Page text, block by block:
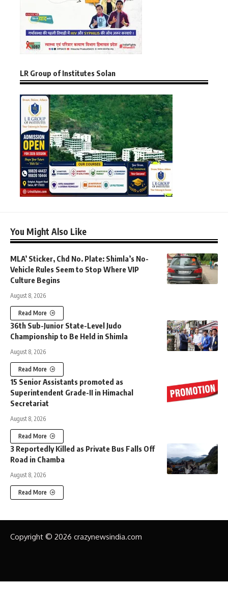
LR Group of Institutes Solan
You Might Also Like
MLA’ Sticker, Chd No. Plate: Shimla’s No-
Vehicle Rules Seem to Stop Where VIP
Culture Begins
August 8, 2026
Read More
36th Sub-Junior State-Level Judo
Championship to Be Held in Shimla
August 8, 2026
Read More
15 Senior Assistants promoted as
Superintendent Grade-II in Himachal
Secretariat
August 8, 2026
Read More
3 Reportedly Killed as Private Bus Falls Off
Road in Chamba
August 8, 2026
Read More
Copyright © 2026 crazynewsindia.com